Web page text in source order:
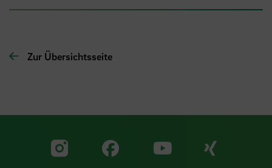
Zur Übersichtsseite
Zu unserer Facebook
Zu